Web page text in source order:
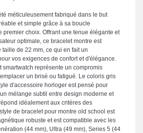
méticuleusement fabriqué dans le but
et simple grâce à sa boucle
premier choix. Offrant une tenue élégante et
optimale, ce bracelet montre est
de 22 mm, ce qui en fait un
vos exigences de confort et d'élégance.
smartwatch représente un compromis
un brisé ou fatigué. Le coloris gris
d'accessoire horloger est pensé pour
mélange subtil entre design moderne et
idéalement aux critères des
de bracelet pour montre old school est
robuste et est compatible avec les
(44 mm), Ultra (49 mm), Series 5 (44